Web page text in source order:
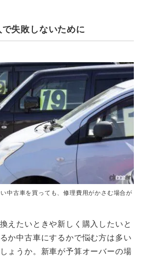
失敗しないために
中古車を買っても、修理費用がかさむ場合が
えたいときや新しく購入したいと
か中古車にするかで悩む方は多い
ょうか。新車が予算オーバーの場